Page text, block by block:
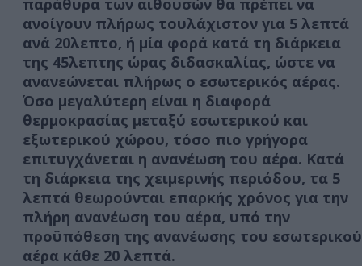
παράθυρα των αιθουσών θα πρέπει να
ανοίγουν πλήρως τουλάχιστον για 5 λεπτά
ανά 20λεπτο, ή μία φορά κατά τη διάρκεια
της 45λεπτης ώρας διδασκαλίας, ώστε να
ανανεώνεται πλήρως ο εσωτερικός αέρας.
Όσο μεγαλύτερη είναι η διαφορά
θερμοκρασίας μεταξύ εσωτερικού και
εξωτερικού χώρου, τόσο πιο γρήγορα
επιτυγχάνεται η ανανέωση του αέρα. Κατά
τη διάρκεια της χειμερινής περιόδου, τα 5
λεπτά θεωρούνται επαρκής χρόνος για την
πλήρη ανανέωση του αέρα, υπό την
προϋπόθεση της ανανέωσης του εσωτερικού
αέρα κάθε 20 λεπτά.